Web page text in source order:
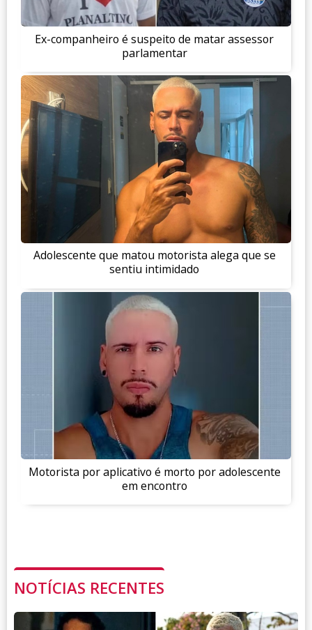
Ex-companheiro é suspeito de matar assessor
parlamentar
Adolescente que matou motorista alega que se
sentiu intimidado
Motorista por aplicativo é morto por adolescente
em encontro
NOTÍCIAS RECENTES